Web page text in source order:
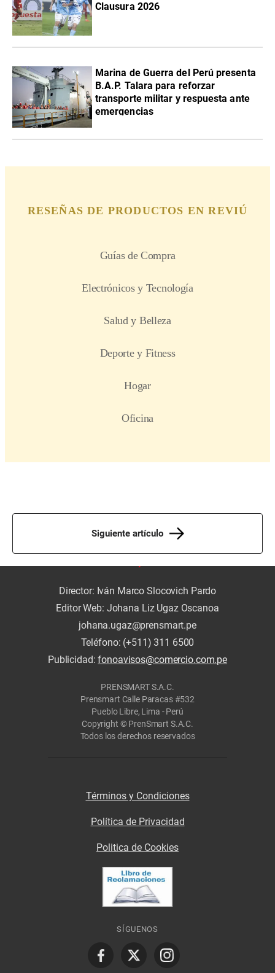
Clausura 2026
Marina de Guerra del Perú presenta
B.A.P. Talara para reforzar
transporte militar y respuesta ante
emergencias
Siguiente artículo
Director: Iván Marco Slocovich Pardo
Editor Web: Johana Liz Ugaz Oscanoa
johana.ugaz@prensmart.pe
Teléfono: (+511) 311 6500
Publicidad:fonoavisos@comercio.com.pe
PRENSMART S.A.C.
Prensmart Calle Paracas #532
Pueblo Libre, Lima - Perú
Copyright © PrenSmart S.A.C.
Todos los derechos reservados
Términos y Condiciones
Política de Privacidad
Politica de Cookies
SÍGUENOS